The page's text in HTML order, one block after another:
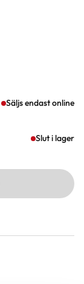
Säljs endast online
Slut i lager